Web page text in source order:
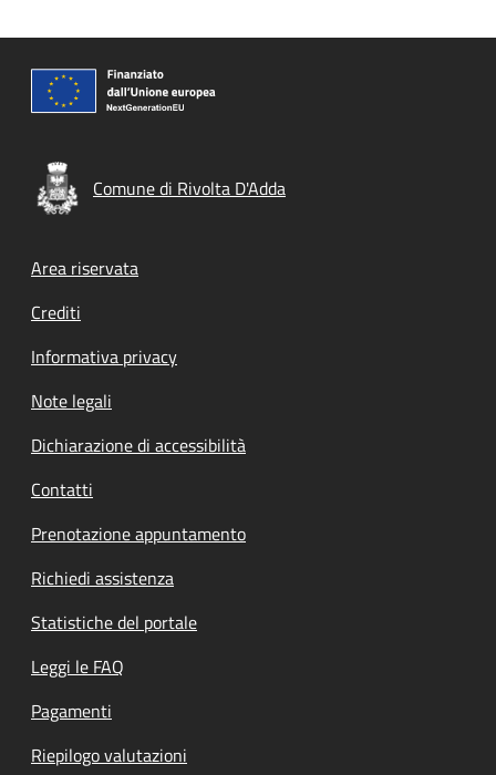
Comune di Rivolta D'Adda
Footer menu
Area riservata
Crediti
Informativa privacy
Note legali
Dichiarazione di accessibilità
Contatti
Prenotazione appuntamento
Richiedi assistenza
Statistiche del portale
Leggi le FAQ
Pagamenti
Riepilogo valutazioni